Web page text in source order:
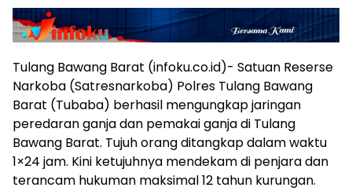
Tulang Bawang Barat (infoku.co.id)- Satuan Reserse
Narkoba (Satresnarkoba) Polres Tulang Bawang
Barat (Tubaba) berhasil mengungkap jaringan
peredaran ganja dan pemakai ganja di Tulang
Bawang Barat. Tujuh orang ditangkap dalam waktu
1×24 jam. Kini ketujuhnya mendekam di penjara dan
terancam hukuman maksimal 12 tahun kurungan.